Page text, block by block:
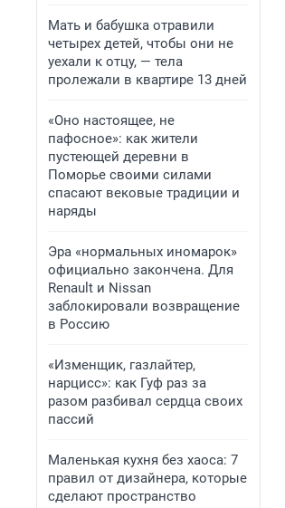
Мать и бабушка отравили
четырех детей, чтобы они не
уехали к отцу, — тела
пролежали в квартире 13 дней
«Оно настоящее, не
пафосное»: как жители
пустеющей деревни в
Поморье своими силами
спасают вековые традиции и
наряды
Эра «нормальных иномарок»
официально закончена. Для
Renault и Nissan
заблокировали возвращение
в Россию
«Изменщик, газлайтер,
нарцисс»: как Гуф раз за
разом разбивал сердца своих
пассий
Маленькая кухня без хаоса: 7
правил от дизайнера, которые
сделают пространство